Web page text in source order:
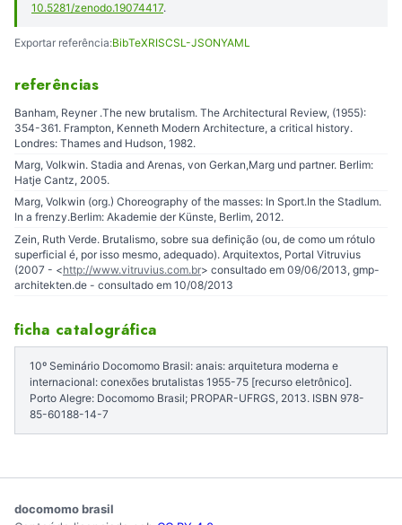
10.5281/zenodo.19074417.
Exportar referência:BibTeXRISCSL-JSONYAML
referências
Banham, Reyner .The new brutalism. The Architectural Review, (1955):
354-361. Frampton, Kenneth Modern Architecture, a critical history.
Londres: Thames and Hudson, 1982.
Marg, Volkwin. Stadia and Arenas, von Gerkan,Marg und partner. Berlim:
Hatje Cantz, 2005.
Marg, Volkwin (org.) Choreography of the masses: In Sport.In the StadIum.
In a frenzy.Berlim: Akademie der Künste, Berlim, 2012.
Zein, Ruth Verde. Brutalismo, sobre sua definição (ou, de como um rótulo
superficial é, por isso mesmo, adequado). Arquitextos, Portal Vitruvius
(2007 - <http://www.vitruvius.com.br> consultado em 09/06/2013, gmp-
architekten.de - consultado em 10/08/2013
ficha catalográfica
10º Seminário Docomomo Brasil: anais: arquitetura moderna e
internacional: conexões brutalistas 1955-75 [recurso eletrônico].
Porto Alegre: Docomomo Brasil; PROPAR-UFRGS, 2013. ISBN 978-
85-60188-14-7
docomomo brasil